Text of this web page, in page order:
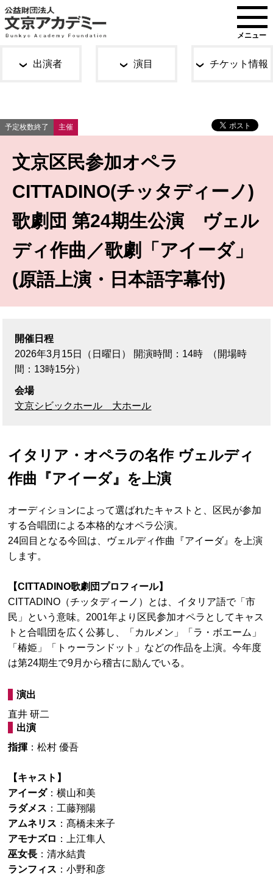
メニュー
出演者 演目 チケット情報
予定枚数終了 主催
文京区民参加オペラ
CITTADINO(チッタディーノ)
歌劇団 第24期生公演 ヴェル
ディ作曲／歌劇「アイーダ」
(原語上演・日本語字幕付)
開催日程
2026年3月15日
（日曜日） 開演時間：14時
（開場時
間：13時15分）
会場
文京シビックホール 大ホール
イタリア・オペラの名作 ヴェルディ
作曲『アイーダ』を上演
オーディションによって選ばれたキャストと、区民が参加
する合唱団による本格的なオペラ公演。
24回目となる今回は、ヴェルディ作曲『アイーダ』を上演
します。
【CITTADINO歌劇団プロフィール】
CITTADINO（チッタディーノ）とは、イタリア語で「市
民」という意味。2001年より区民参加オペラとしてキャス
トと合唱団を広く公募し、「カルメン」「ラ・ボエーム」
「椿姫」「トゥーランドット」などの作品を上演。今年度
は第24期生で9月から稽古に励んでいる。
演出
直井 研二
出演
指揮 ：松村 優吾
【キャスト】
アイーダ：横山和美
ラダメス ：工藤翔陽
アムネリス ：髙橋未来子
アモナズロ ：上江隼人
巫女長 ：清水結貴
ランフィス ：小野和彦